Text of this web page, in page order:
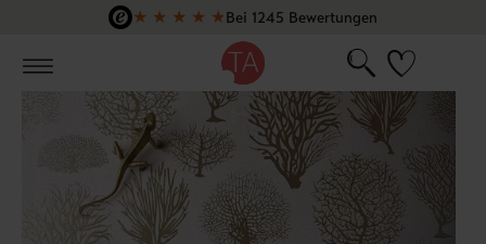
Zum Hauptinhalt springen
★ ★ ★ ★ ★Bei 1245 Bewertungen